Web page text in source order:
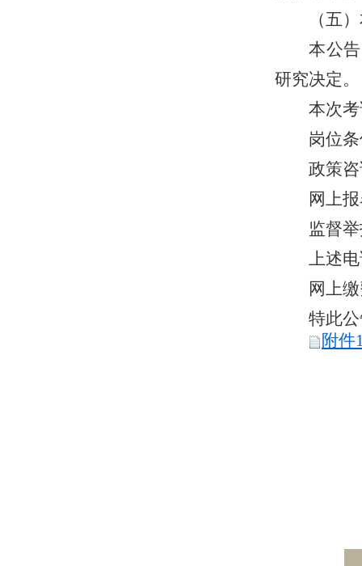
（五）
本公
研究决定。
本次
岗位
政策
网上
监督
上述
网上
特此
附件